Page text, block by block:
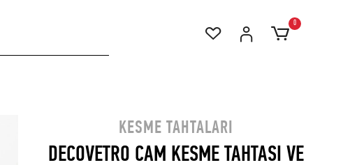
0
KESME TAHTALARI
DECOVETRO CAM KESME TAHTASI VE